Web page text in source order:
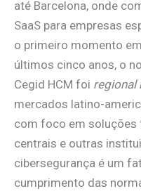
até Barcelona, onde
SaaS para empresas
o primeiro momento
últimos cinco anos, o
Cegid HCM foi regional
mercados latino-
com foco em soluções
centrais e outras
cibersegurança é um
cumprimento das